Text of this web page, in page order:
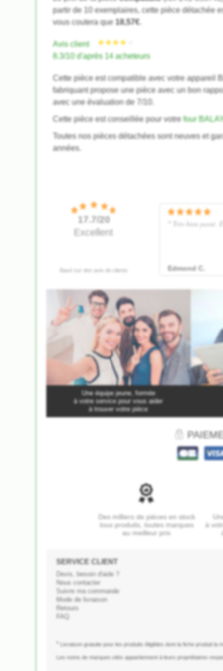
partir de 10 exemplaires, cette pièce détachée
vous coutera que 18,57€
Avis client
8.3/10 d'après 14 acheteurs
Cette pièce est compatible avec votre appareil
fabriquant propose une pièce avec un bon
avec une évaluation de 7/10.
Cette pièce est conseillée pour votrefour
Toutes nos pièces détachées sont neuves et
années.
Une équipe jeune, formée
à votre service pour vous aider
à trouver votre pièce
Des milliers de pièces en stock
tous produits, toutes marques
au meilleur prix
à
SERVICE CLIENT
Devis, besoin d'aide ?
Nous contacter
Suivre ma commande
Mode de livraison
Retours
FAQ
* Livraison gratuite pour les produits éligibles dont la fiche produit la
Les noms de marques cités appartiennent à leurs propriétaires